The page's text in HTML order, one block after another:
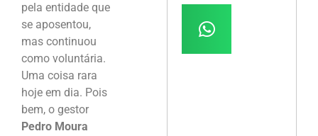
pela entidade que
se aposentou,
mas continuou
como voluntária.
Uma coisa rara
hoje em dia. Pois
bem, o gestor
Pedro Moura